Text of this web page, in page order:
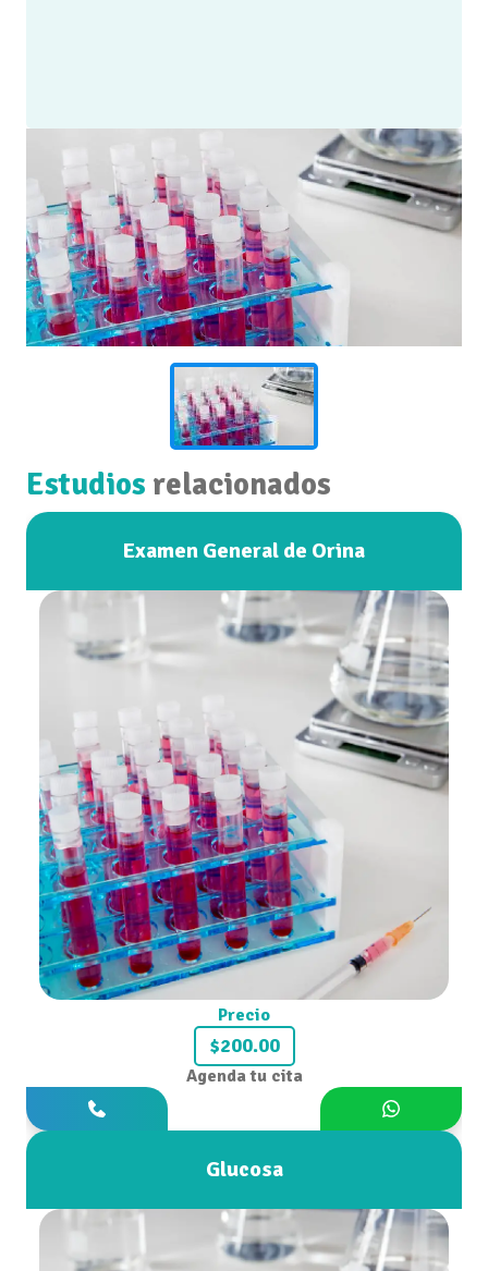
Estudios relacionados
Examen General de Orina
Precio
$200.00
Agenda tu cita
Glucosa